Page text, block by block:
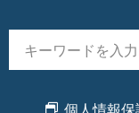
個人情報